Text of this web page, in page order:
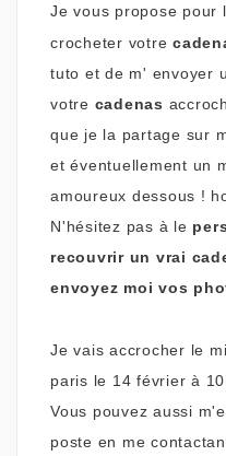
Je vous propose pour
crocheter votre
tuto et de m' envoyer
votre cadenas
que je la partage sur
et éventuellement un
amoureux dessous !
N'hésitez pas à le
recouvrir un vrai
envoyez moi vos
Je vais accrocher le
paris le 14 février à
Vous pouvez aussi
poste en me